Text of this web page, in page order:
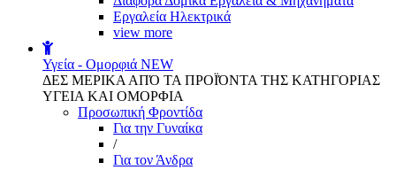
Εργαλεία Ηλεκτρικά
view more
Υγεία - Ομορφιά NEW
ΔΕΣ ΜΕΡΙΚΑ ΑΠΌ ΤΑ ΠΡΟΪΌΝΤΑ ΤΗΣ ΚΑΤΗΓΟΡΙΑΣ
ΥΓΕΙΑ ΚΑΙ ΟΜΟΡΦΙΑ
Προσωπική Φροντίδα
Για την Γυναίκα
/
Για τον Άνδρα